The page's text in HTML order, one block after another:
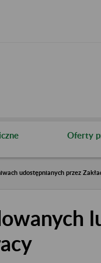
Oferty
udostępnianych przez